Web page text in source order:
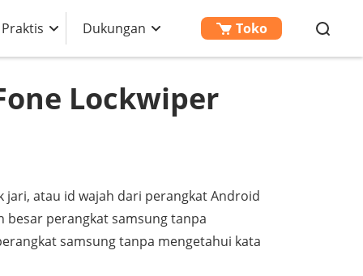
Dukungan Toko
Lockwiper
jari, atau id wajah dari perangkat Android
besar perangkat samsung tanpa
samsung tanpa mengetahui kata